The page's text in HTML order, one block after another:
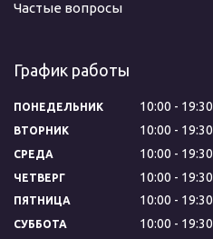
Частые вопросы
График работы
ПОНЕДЕЛЬНИК 10:00 19:30
ВТОРНИК 10:00 19:30
СРЕДА 10:00 19:30
ЧЕТВЕРГ 10:00 19:30
ПЯТНИЦА 10:00 19:30
СУББОТА 10:00 19:30